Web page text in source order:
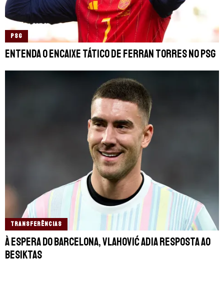
PSG
Entenda o encaixe tático de Ferran Torres no PSG
TRANSFERÊNCIAS
À espera do Barcelona, Vlahović adia resposta ao
Besiktas